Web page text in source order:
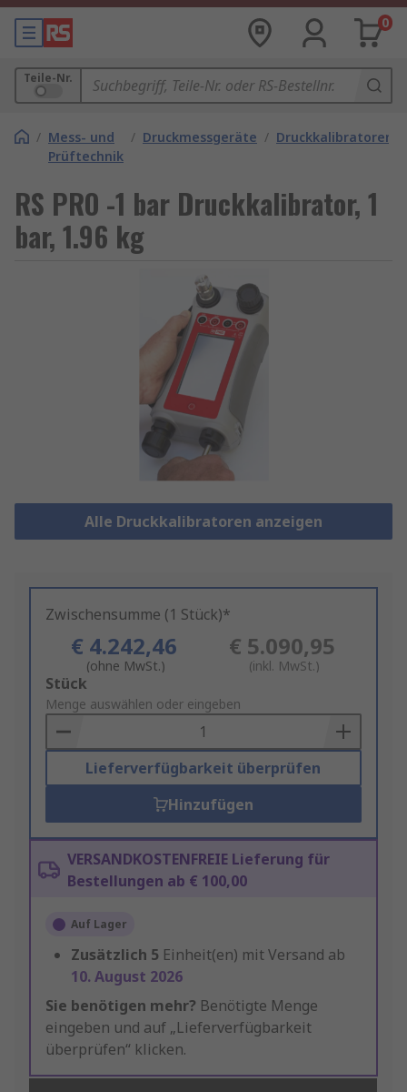
0
Teile-Nr.
/ Mess- und
Prüftechnik
/ Druckmessgeräte / Druckkalibratoren
RS PRO -1 bar Druckkalibrator, 1
bar, 1.96 kg
Alle Druckkalibratoren anzeigen
Zwischensumme (1 Stück)*
€ 4.242,46
(ohne MwSt.)
€ 5.090,95
(inkl. MwSt.)
Add
to
Basket
Stück
Menge auswählen oder eingeben
Lieferverfügbarkeit überprüfen
Hinzufügen
VERSANDKOSTENFREIE Lieferung für
Bestellungen ab € 100,00
Auf Lager
Zusätzlich 5 Einheit(en) mit Versand ab
10. August 2026
Sie benötigen mehr? Benötigte Menge
eingeben und auf „Lieferverfügbarkeit
überprüfen“ klicken.